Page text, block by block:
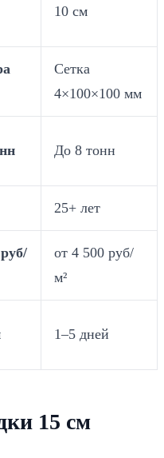
10 см
Сетка
4×100×100 мм
До 8 тонн
25+ лет
от 4 500 руб/
м²
1–5 дней
15 см